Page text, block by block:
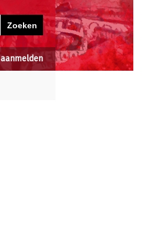
aanmelden